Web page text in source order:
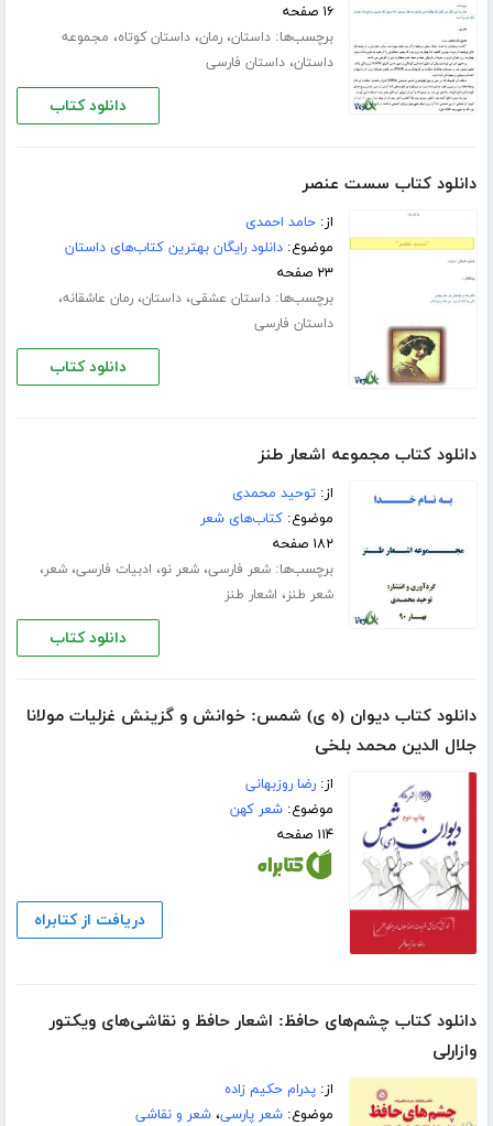
۱۶ صفحه
برچسب‌ها:داستان،رمان،داستان کوتاه، مجموعه
داستان،داستان فارسی
دانلود کتاب
دانلود کتاب سست عنصر
از:حامد احمدی
موضوع:دانلود رایگان بهترین کتاب‌های داستان
۲۳ صفحه
برچسب‌ها:داستان عشقی،داستان،رمان عاشقانه،
داستان فارسی
دانلود کتاب
دانلود کتاب مجموعه اشعار طنز
از:توحید محمدی
موضوع:کتاب‌های شعر
۱۸۲ صفحه
برچسب‌ها:شعر فارسی،شعر نو، ادبیات فارسی،شعر،
شعر طنز، اشعار طنز
دانلود کتاب
دانلود کتاب دیوان (ه ی) شمس: خوانش و گزینش غزلیات مولانا
جلال الدین محمد بلخی
از:رضا روزبهانی
موضوع:شعر کهن
۱۱۴ صفحه
دریافت از کتابراه
دانلود کتاب چشم‌های حافظ: اشعار حافظ و نقاشی‌های ویکتور
وازارلی
از:پدرام حکیم زاده
موضوع:شعر پارسی،شعر و نقاشی